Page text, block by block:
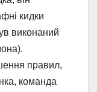
кидки
виконаний
правил,
команда